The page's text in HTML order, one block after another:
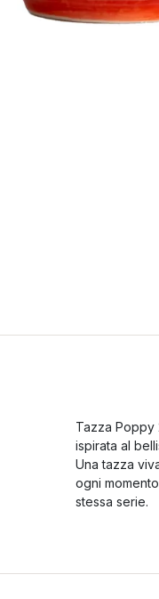
Tazza Poppy
ispirata al
Una tazza
ogni
stessa serie.